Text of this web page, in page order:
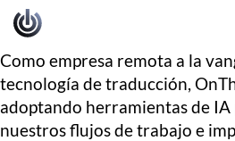
Como empresa remota a la
tecnología de traducción,
adoptando herramientas de
nuestros flujos de trabajo e